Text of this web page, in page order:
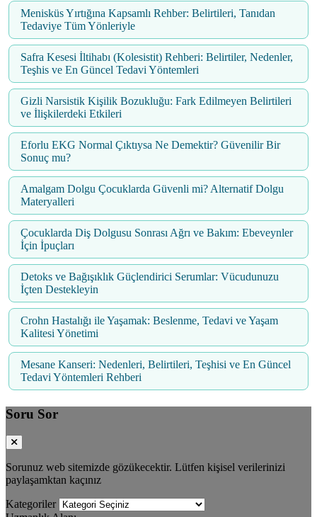
Menisküs Yırtığına Kapsamlı Rehber: Belirtileri, Tanıdan
Tedaviye Tüm Yönleriyle
Safra Kesesi İltihabı (Kolesistit) Rehberi: Belirtiler, Nedenler,
Teşhis ve En Güncel Tedavi Yöntemleri
Gizli Narsistik Kişilik Bozukluğu: Fark Edilmeyen Belirtileri
ve İlişkilerdeki Etkileri
Eforlu EKG Normal Çıktıysa Ne Demektir? Güvenilir Bir
Sonuç mu?
Amalgam Dolgu Çocuklarda Güvenli mi? Alternatif Dolgu
Materyalleri
Çocuklarda Diş Dolgusu Sonrası Ağrı ve Bakım: Ebeveynler
İçin İpuçları
Detoks ve Bağışıklık Güçlendirici Serumlar: Vücudunuzu
İçten Destekleyin
Crohn Hastalığı ile Yaşamak: Beslenme, Tedavi ve Yaşam
Kalitesi Yönetimi
Mesane Kanseri: Nedenleri, Belirtileri, Teşhisi ve En Güncel
Tedavi Yöntemleri Rehberi
Soru Sor
Sorunuz web sitemizde gözükecektir. Lütfen kişisel verilerinizi
paylaşamktan kaçınız
Kategoriler